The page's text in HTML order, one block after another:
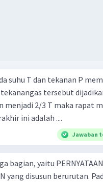
suhu T dan tekanan P
tersebut
menjadi 2/3 T maka rapat
ini adalah ....
Jawaban
bagian, yaitu
disusun berurutan. Pada proses